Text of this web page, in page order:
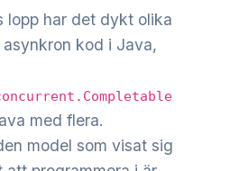
lopp har det dykt olika
asynkron kod i Java,
med flera.
model som visat sig